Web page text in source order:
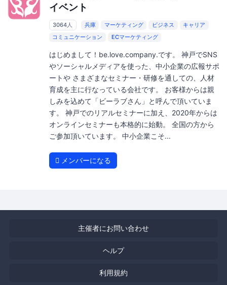
イベント
3064人 兵庫 マーケティング ビジネス
キャリア
コミュニケーション
ECマーケティング
はじめまして！be.love.company.です。 神戸でSNS
やソーシャルメディアを使った、中小企業の広報サポ
ートや さまざまなセミナー・研修を通しての、人材
育成を主に行なっている会社です。 お客様からは親
しみを込めて「ビーラブさん」と呼んで頂いていま
す。 神戸でのリアルセミナーに加え、2020年からは
オンラインセミナーも本格的に始動。 全国の方から
ご参加頂いています。 中小企業こそ...
メンバーになる
主催者にお問い合わせ
ヘルプ
利用規約